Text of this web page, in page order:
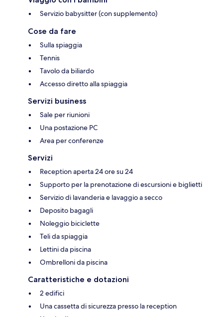
Servizio babysitter (con supplemento)
Cose da fare
Sulla spiaggia
Tennis
Tavolo da biliardo
Accesso diretto alla spiaggia
Servizi business
Sale per riunioni
Una postazione PC
Area per conferenze
Servizi
Reception aperta 24 ore su 24
Supporto per la prenotazione di escursioni e biglietti
Servizio di lavanderia e lavaggio a secco
Deposito bagagli
Noleggio biciclette
Teli da spiaggia
Lettini da piscina
Ombrelloni da piscina
Caratteristiche e dotazioni
2 edifici
Una cassetta di sicurezza presso la reception